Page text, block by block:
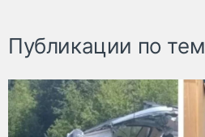
Публикации по